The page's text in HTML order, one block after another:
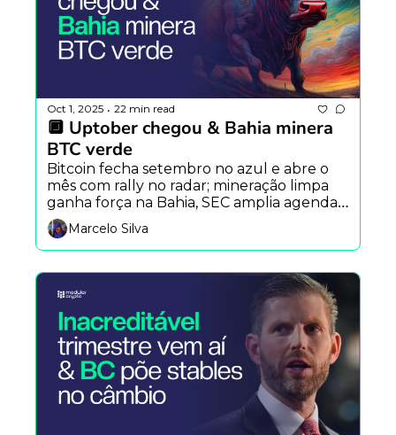
Oct 1, 2025 • 22 min read
🔲 Uptober chegou & Bahia minera
BTC verde
Bitcoin fecha setembro no azul e abre o
mês com rally no radar; mineração limpa
ganha força na Bahia, SEC amplia agenda
pró-cripto, Bitcoin volta a fase bull e as
últimas sobre o ReFi.
Marcelo Silva